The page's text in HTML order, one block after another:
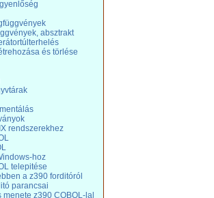
absztrakt
és törlése
rendszerekhez
hoz
telepitése
a z390 forditóról
parancsai
menete z390 COBOL-lal